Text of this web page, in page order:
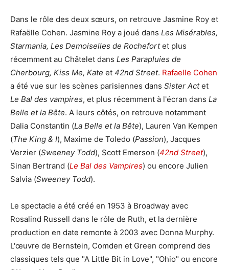
Dans le rôle des deux sœurs, on retrouve Jasmine Roy et
Rafaëlle Cohen. Jasmine Roy a joué dans Les Misérables,
Starmania, Les Demoiselles de Rochefortet plus
récemment au Châtelet dans Les Parapluies de
Cherbourg, Kiss Me, Kate et 42nd Street. Rafaelle Cohen
a été vue sur les scènes parisiennes dans Sister Actet
Le Bal des vampires, et plus récemment à l'écran dans La
Belle et la Bête. A leurs côtés, on retrouve notamment
Dalia Constantin (La Belle et la Bête), Lauren Van Kempen
(The King & I), Maxime de Toledo (Passion), Jacques
Verzier (Sweeney Todd), Scott Emerson (42nd Street),
Sinan Bertrand (Le Bal des Vampires) ou encore Julien
Salvia (Sweeney Todd).
Le spectacle a été créé en 1953 à Broadway avec
Rosalind Russell dans le rôle de Ruth, et la dernière
production en date remonte à 2003 avec Donna Murphy.
L'œuvre de Bernstein, Comden et Green comprend des
classiques tels que "A Little Bit in Love", "Ohio" ou encore